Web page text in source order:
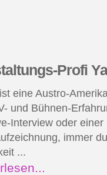
Profi
eine Austro-
und Bühnen-
Interview oder einer
immer
...